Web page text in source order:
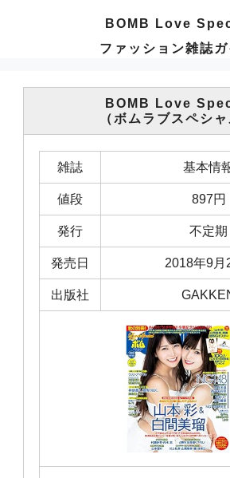
BOMB Love
ファッション雑誌ガ
BOMB Love
（ボムラブスペシャ
雑誌 基本情
値段 897円
発行 不定期
発売日 2018年9月
出版社